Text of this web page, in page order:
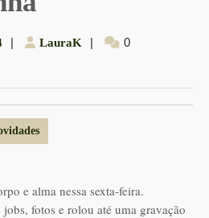
7
| LauraK LauraK
|
0
e alma nessa sexta-feira.
fotos e rolou até uma gravação